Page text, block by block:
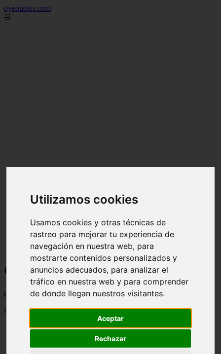
Utilizamos cookies
Usamos cookies y otras técnicas de
rastreo para mejorar tu experiencia de
navegación en nuestra web, para
mostrarte contenidos personalizados y
anuncios adecuados, para analizar el
tráfico en nuestra web y para comprender
de donde llegan nuestros visitantes.
Aceptar
Rechazar
oyequotes.com
☰
Curiosidades y Sabias que
Cosas curiosas, curiosidades, noticias impactantes y mucho mas
Mostrando 1 - 24 de 2834 artículos